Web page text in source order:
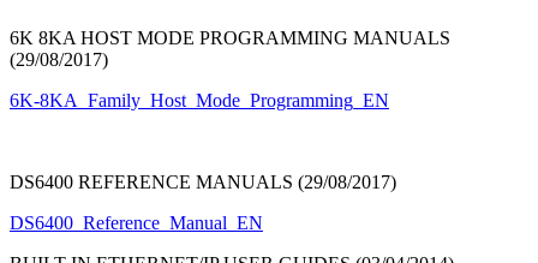
6K 8KA HOST MODE PROGRAMMING MANUALS
(29/08/2017)
6K-8KA_Family_Host_Mode_Programming_EN
DS6400 REFERENCE MANUALS (29/08/2017)
DS6400_Reference_Manual_EN